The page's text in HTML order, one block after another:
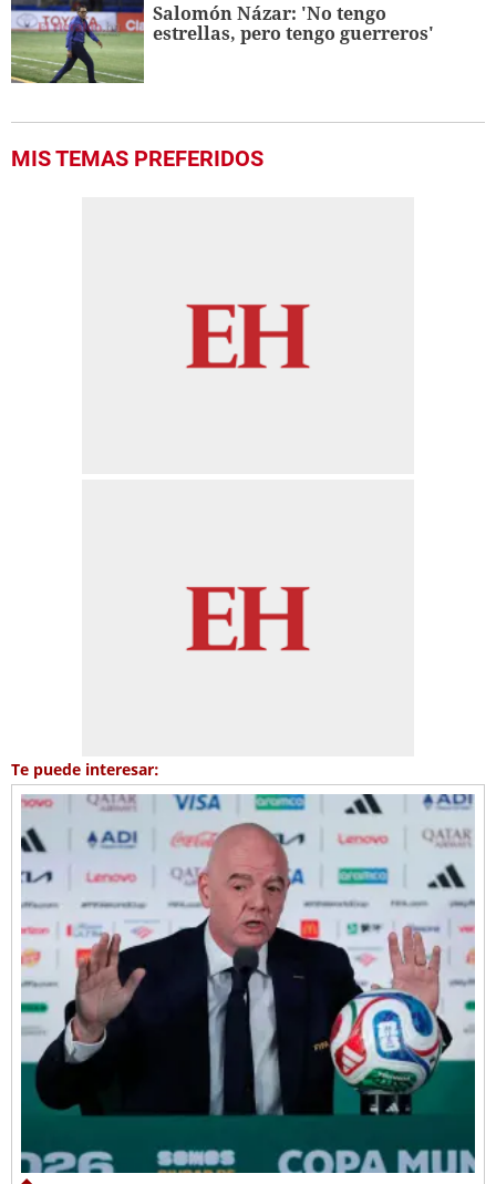
Salomón Názar: 'No tengo
estrellas, pero tengo guerreros'
MIS TEMAS PREFERIDOS
Te puede interesar: